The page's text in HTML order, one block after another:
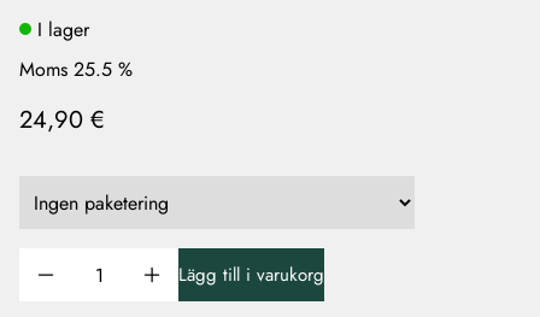
I lager
Moms 25.5 %
24,90 €
Lägg till i varukorg